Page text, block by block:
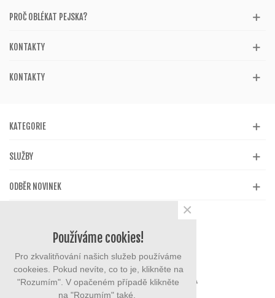
PROČ OBLÉKAT PEJSKA?
KONTAKTY
KONTAKTY
KATEGORIE
SLUŽBY
ODBĚR NOVINEK
Používáme cookies!
Pro zkvalitňování našich služeb používáme
cookeies. Pokud nevíte, co to je, klikněte na
"Rozumím". V opačeném případě klikněte
na "Rozumím" také.
×